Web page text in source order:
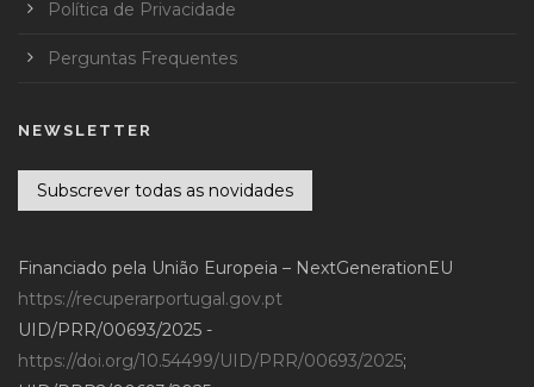
Política de Privacidade
Perguntas Frequentes
NEWSLETTER
Subscrever todas as novidades
Financiado pela União Europeia – NextGenerationEU
https://recuperarportugal.gov.pt
UID/PRR/00693/2025 -
https://doi.org/10.54499/UID/PRR/00693/2025;